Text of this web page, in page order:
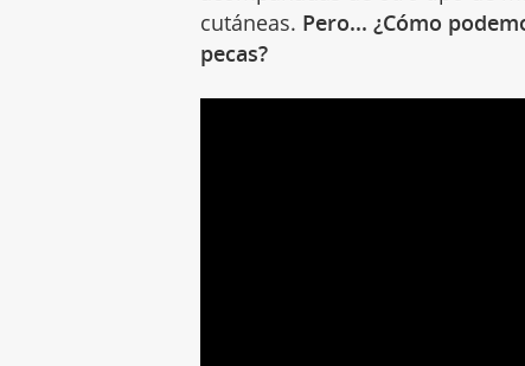
cutáneas. Pero... ¿Cómo
pecas?